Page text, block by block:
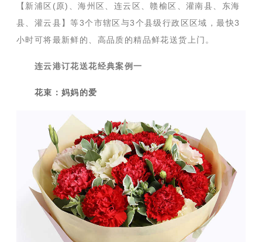
【新浦区(原)、海州区、连云区、赣榆区、灌南县、东海
县、灌云县】等3个市辖区与3个县级行政区区域，最快3
小时可将最新鲜的、高品质的精品鲜花送货上门。
连云港订花送花经典案例一
花束：妈妈的爱